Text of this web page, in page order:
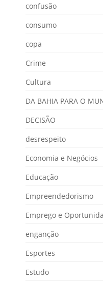
confusão
consumo
copa
Crime
Cultura
DA BAHIA PARA O
DECISÃO
desrespeito
Economia e Negócios
Educação
Empreendedorismo
Emprego e
enganção
Esportes
Estudo